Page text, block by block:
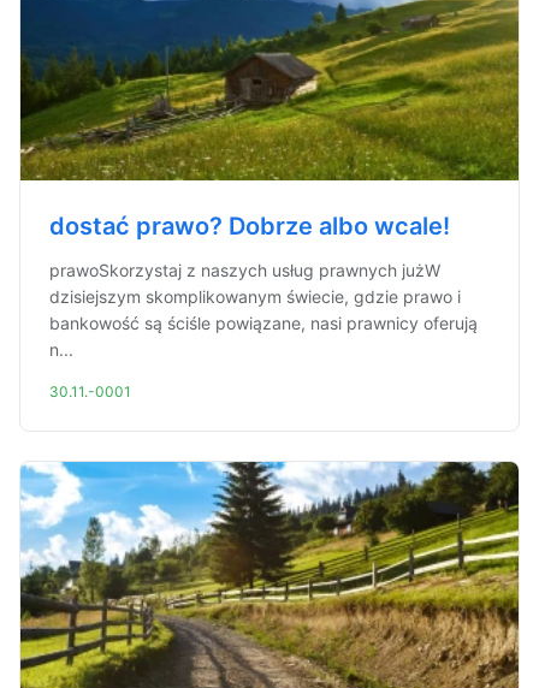
dostać prawo? Dobrze albo wcale!
prawoSkorzystaj z naszych usług prawnych jużW
dzisiejszym skomplikowanym świecie, gdzie prawo i
bankowość są ściśle powiązane, nasi prawnicy oferują
n...
30.11.-0001